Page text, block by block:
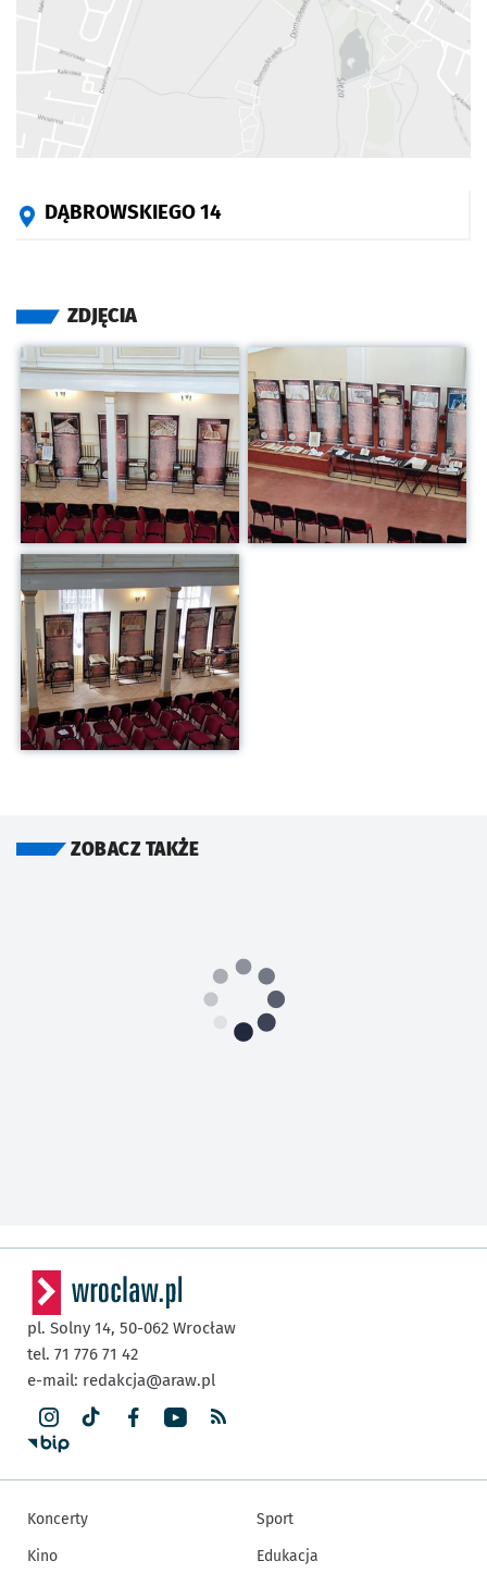
DĄBROWSKIEGO 14
ZDJĘCIA
Kliknij, aby powiększyć Kliknij, aby powiększyć
Kliknij, aby powiększyć
ZOBACZ TAKŻE
pl. Solny 14, 50-062 Wrocław
tel. 71 776 71 42
e-mail: redakcja@araw.pl
Koncerty
Kino
Sport
Edukacja